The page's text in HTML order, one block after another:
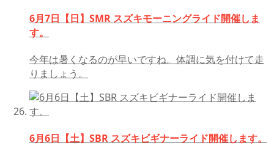
6月7日【日】SMR スズキモーニングライド開催しま
す。
今年は暑くなるのが早いですね。体調に気を付けて走
りましょう。
6月6日【土】SBR スズキビギナーライド開催します。